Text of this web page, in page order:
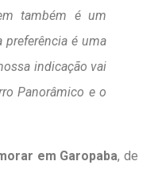
também é um
preferência é uma
indicação vai
Panorâmico e o
em Garopaba, de